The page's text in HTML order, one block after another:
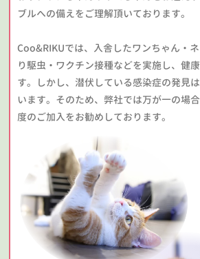
ブルへの備えをご理解頂いております。
Coo&RIKUでは、入舎したワンちゃん・
り駆虫・ワクチン接種などを実施し、健
す。しかし、潜伏している感染症の発見
います。そのため、弊社では万が一の場
度のご加入をお勧めしております。